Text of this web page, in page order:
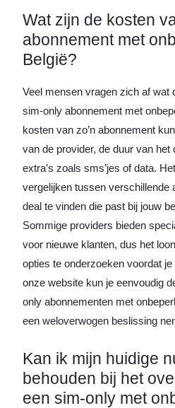
Wat zijn de kosten
abonnement met
België?
Veel mensen vragen zich af wat
sim-only abonnement met
kosten van zo’n abonnement
van de provider, de duur van het
extra’s zoals sms’jes of data.
vergelijken tussen verschillende
deal te vinden die past bij jouw
Sommige providers bieden
voor nieuwe klanten, dus het
opties te onderzoeken voordat
onze website kun je eenvoudig
only abonnementen met
een weloverwogen beslissing
Kan ik mijn huidige
behouden bij het
een sim-only met